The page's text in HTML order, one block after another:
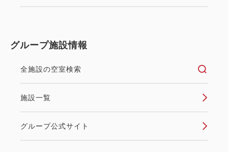
グループ施設情報
全施設の空室検索
施設一覧
グループ公式サイト